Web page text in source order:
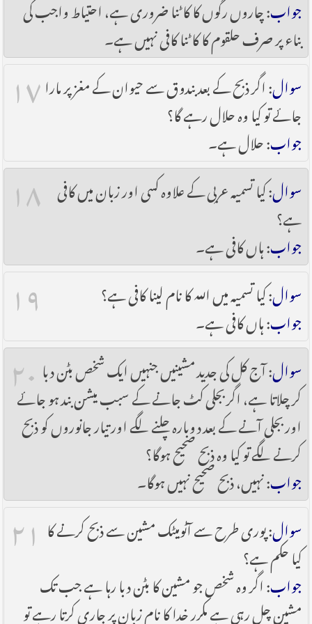
جواب: چاروں رگوں کا کاٹنا ضروری ہے، احتیاط واجب کی
بناء پر صرف حلقوم کا کاٹنا کافی نہیں ہے۔
۱۷ سوال: اگر ذبح کے بعد بندوق سے حیوان کے مغز پر مارا
جائے تو کیا وہ حلال رہے گا؟
جواب: حلال ہے۔
۱۸ سوال: کیا تسمیہ عربی کے علاوہ کسی اور زبان میں کافی
ہے؟
جواب: ہاں کافی ہے۔
۱۹ سوال: کیا تسمیہ میں اللہ کا نام لینا کافی ہے؟
جواب: ہاں کافی ہے۔
۲۰ سوال: آج کل کی جدید مشینیں جنہیں ایک شخص بٹن دبا
کر چلاتا ہے، اگر بجلی کٹ جانے کے سبب میشن بند ہو جائے
اور بجلی آنے کے بعد دوبارہ چلنے لگے اور تیار جانوروں کو ذبح
کرنے لگے تو کیا وہ ذبح صحیح ہوگا؟
جواب: نہیں، ذبح صحیح نہیں ہوگا۔
۲۱ سوال: پوری طرح سے آٹومیٹک مشین سے ذبح کرنے کا
کیا حکم ہے؟
جواب: اگر وہ شخص جو مشین کا بٹن دبا رہا ہے جب تک
مشین چل رہی ہے مکرر خدا کا نام زبان پر جاری کرتا رہے تو